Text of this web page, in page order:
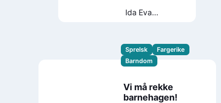
Ida Eva
Sprelsk
Fargerike
Barndom
Vi må rekke
barnehagen!